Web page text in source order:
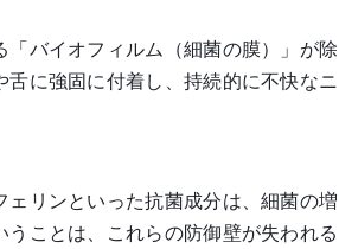
バイオフィルム（細菌の膜）」が除
に強固に付着し、持続的に不快なニ
リンといった抗菌成分は、細菌の増
ことは、これらの防御壁が失われる